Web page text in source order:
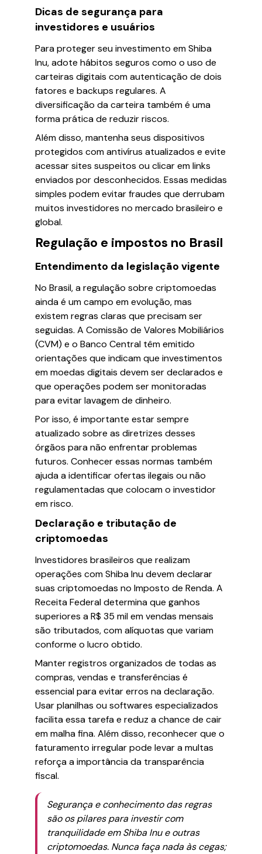
Dicas de segurança para
investidores e usuários
Para proteger seu investimento em Shiba
Inu, adote hábitos seguros como o uso de
carteiras digitais com autenticação de dois
fatores e backups regulares. A
diversificação da carteira também é uma
forma prática de reduzir riscos.
Além disso, mantenha seus dispositivos
protegidos com antivírus atualizados e evite
acessar sites suspeitos ou clicar em links
enviados por desconhecidos. Essas medidas
simples podem evitar fraudes que derrubam
muitos investidores no mercado brasileiro e
global.
Regulação e impostos no Brasil
Entendimento da legislação vigente
No Brasil, a regulação sobre criptomoedas
ainda é um campo em evolução, mas
existem regras claras que precisam ser
seguidas. A Comissão de Valores Mobiliários
(CVM) e o Banco Central têm emitido
orientações que indicam que investimentos
em moedas digitais devem ser declarados e
que operações podem ser monitoradas
para evitar lavagem de dinheiro.
Por isso, é importante estar sempre
atualizado sobre as diretrizes desses
órgãos para não enfrentar problemas
futuros. Conhecer essas normas também
ajuda a identificar ofertas ilegais ou não
regulamentadas que colocam o investidor
em risco.
Declaração e tributação de
criptomoedas
Investidores brasileiros que realizam
operações com Shiba Inu devem declarar
suas criptomoedas no Imposto de Renda. A
Receita Federal determina que ganhos
superiores a R$ 35 mil em vendas mensais
são tributados, com alíquotas que variam
conforme o lucro obtido.
Manter registros organizados de todas as
compras, vendas e transferências é
essencial para evitar erros na declaração.
Usar planilhas ou softwares especializados
facilita essa tarefa e reduz a chance de cair
em malha fina. Além disso, reconhecer que o
faturamento irregular pode levar a multas
reforça a importância da transparência
fiscal.
Segurança e conhecimento das regras
são os pilares para investir com
tranquilidade em Shiba Inu e outras
criptomoedas. Nunca faça nada às cegas;